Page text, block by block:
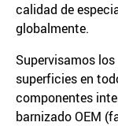
calidad de
globalmente.
Supervisamos
superficies en
componentes
barnizado OEM